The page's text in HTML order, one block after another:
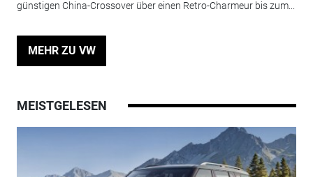
günstigen China-Crossover über einen Retro-Charmeur bis zum...
MEHR ZU VW
MEISTGELESEN